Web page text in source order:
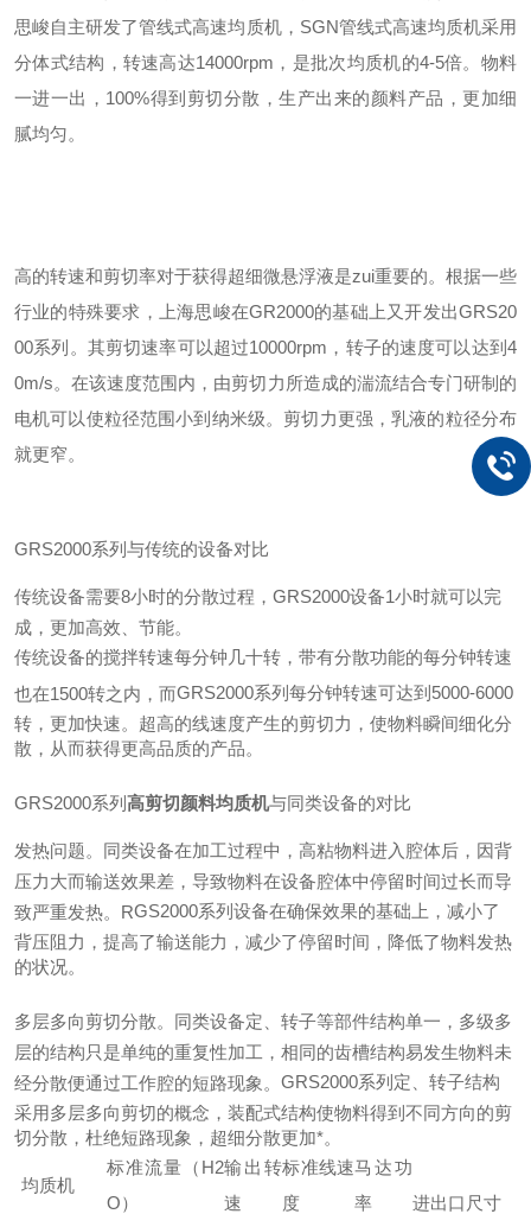
思峻自主研发了管线式高速均质机， SGN管线式高速均质机采用
分体式结构，转速高达14000rpm，是批次均质机的4-5倍。物料
一进一出，100%得到剪切分散，生产出来的颜料产品，更加细
腻均匀。
高的转速和剪切率对于获得超细微悬浮液是zui重要的。 根据一些
行业的特殊要求，上海思峻在GR2000的基础上又开发出GRS20
00系列。其剪切速率可以超过10000rpm，转子的速度可以达到4
0m/s。在该速度范围内，由剪切力所造成的湍流结合专门研制的
电机可以使粒径范围小到纳米级。剪切力更强，乳液的粒径分布
就更窄。
GRS2000系列与传统的设备对比
传统设备需要8小时的分散过程， GRS2000设备1小时就可以完
成，更加高效、节能。
传统设备的搅拌转速每分钟几十转，带有分散功能的每分钟转速
也在1500转之内，而GRS2000系列每分钟转速可达到5000-6000
转，更加快速。超高的线速度产生的剪切力，使物料瞬间细化分
散，从而获得更高品质的产品。
GRS2000系列 高剪切颜料均质机与同类设备的对比
发热问题。同类设备在加工过程中，高粘物料进入腔体后，因背
压力大而输送效果差，导致物料在设备腔体中停留时间过长而导
致严重发热。RGS2000系列设备在确保效果的基础上，减小了
背压阻力，提高了输送能力，减少了停留时间，降低了物料发热
的状况。
多层多向剪切分散。同类设备定、转子等部件结构单一，多级多
层的结构只是单纯的重复性加工，相同的齿槽结构易发生物料未
经分散便通过工作腔的短路现象。 GRS2000系列定、转子结构
采用多层多向剪切的概念，装配式结构使物料得到不同方向的剪
切分散，杜绝短路现象，超细分散更加*。
均质机
标准流量（H2
O）
输出转
速
标准线速
度
马达功
率
进出口尺寸